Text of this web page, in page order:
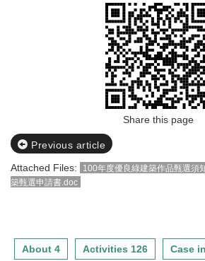
Share this page
Previous article
Attached Files:
100年度優良綠建築作品甄選須
築甄選申請書.doc
About 4 Activities 126 Case